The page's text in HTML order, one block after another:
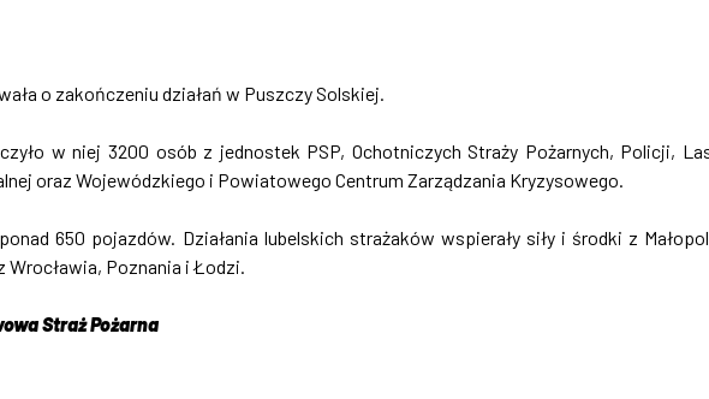
o zakończeniu działań w Puszczy Solskiej.
w niej 3200 osób z jednostek PSP, Ochotniczych Straży Pożarnych, Policji,
oraz Wojewódzkiego i Powiatowego Centrum Zarządzania Kryzysowego.
650 pojazdów. Działania lubelskich strażaków wspierały siły i środki z
Wrocławia, Poznania i Łodzi.
Straż Pożarna